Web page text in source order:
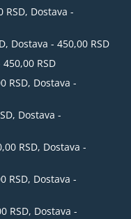
RSD, Dostava -
Dostava - 450,00 RSD
RSD
RSD, Dostava -
Dostava -
RSD, Dostava -
RSD, Dostava -
RSD, Dostava -